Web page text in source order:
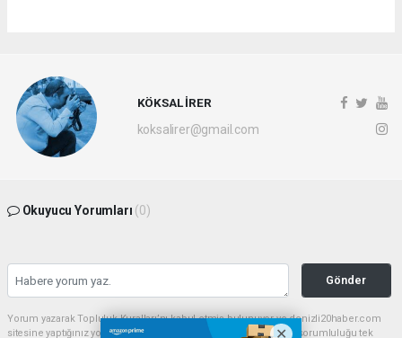
KÖKSAL İRER
koksalirer@gmail.com
Okuyucu Yorumları (0)
Gönder
Yorum yazarak Topluluk Kuralları’nı kabul etmiş bulunuyor ve denizli20haber.com
sitesine yaptığınız yorumunuzla ilgili doğrudan veya dolaylı tüm sorumluluğu tek